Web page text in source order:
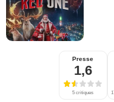
Presse
1,6
5 critiques